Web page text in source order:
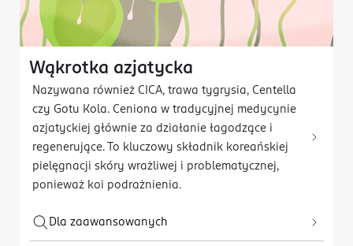
Wąkrotka azjatycka
Nazywana również CICA, trawa tygrysia, Centella
czy Gotu Kola. Ceniona w tradycyjnej medycynie
azjatyckiej głównie za działanie łagodzące i
regenerujące. To kluczowy składnik koreańskiej
pielęgnacji skóry wrażliwej i problematycznej,
ponieważ koi podrażnienia.
Dla zaawansowanych